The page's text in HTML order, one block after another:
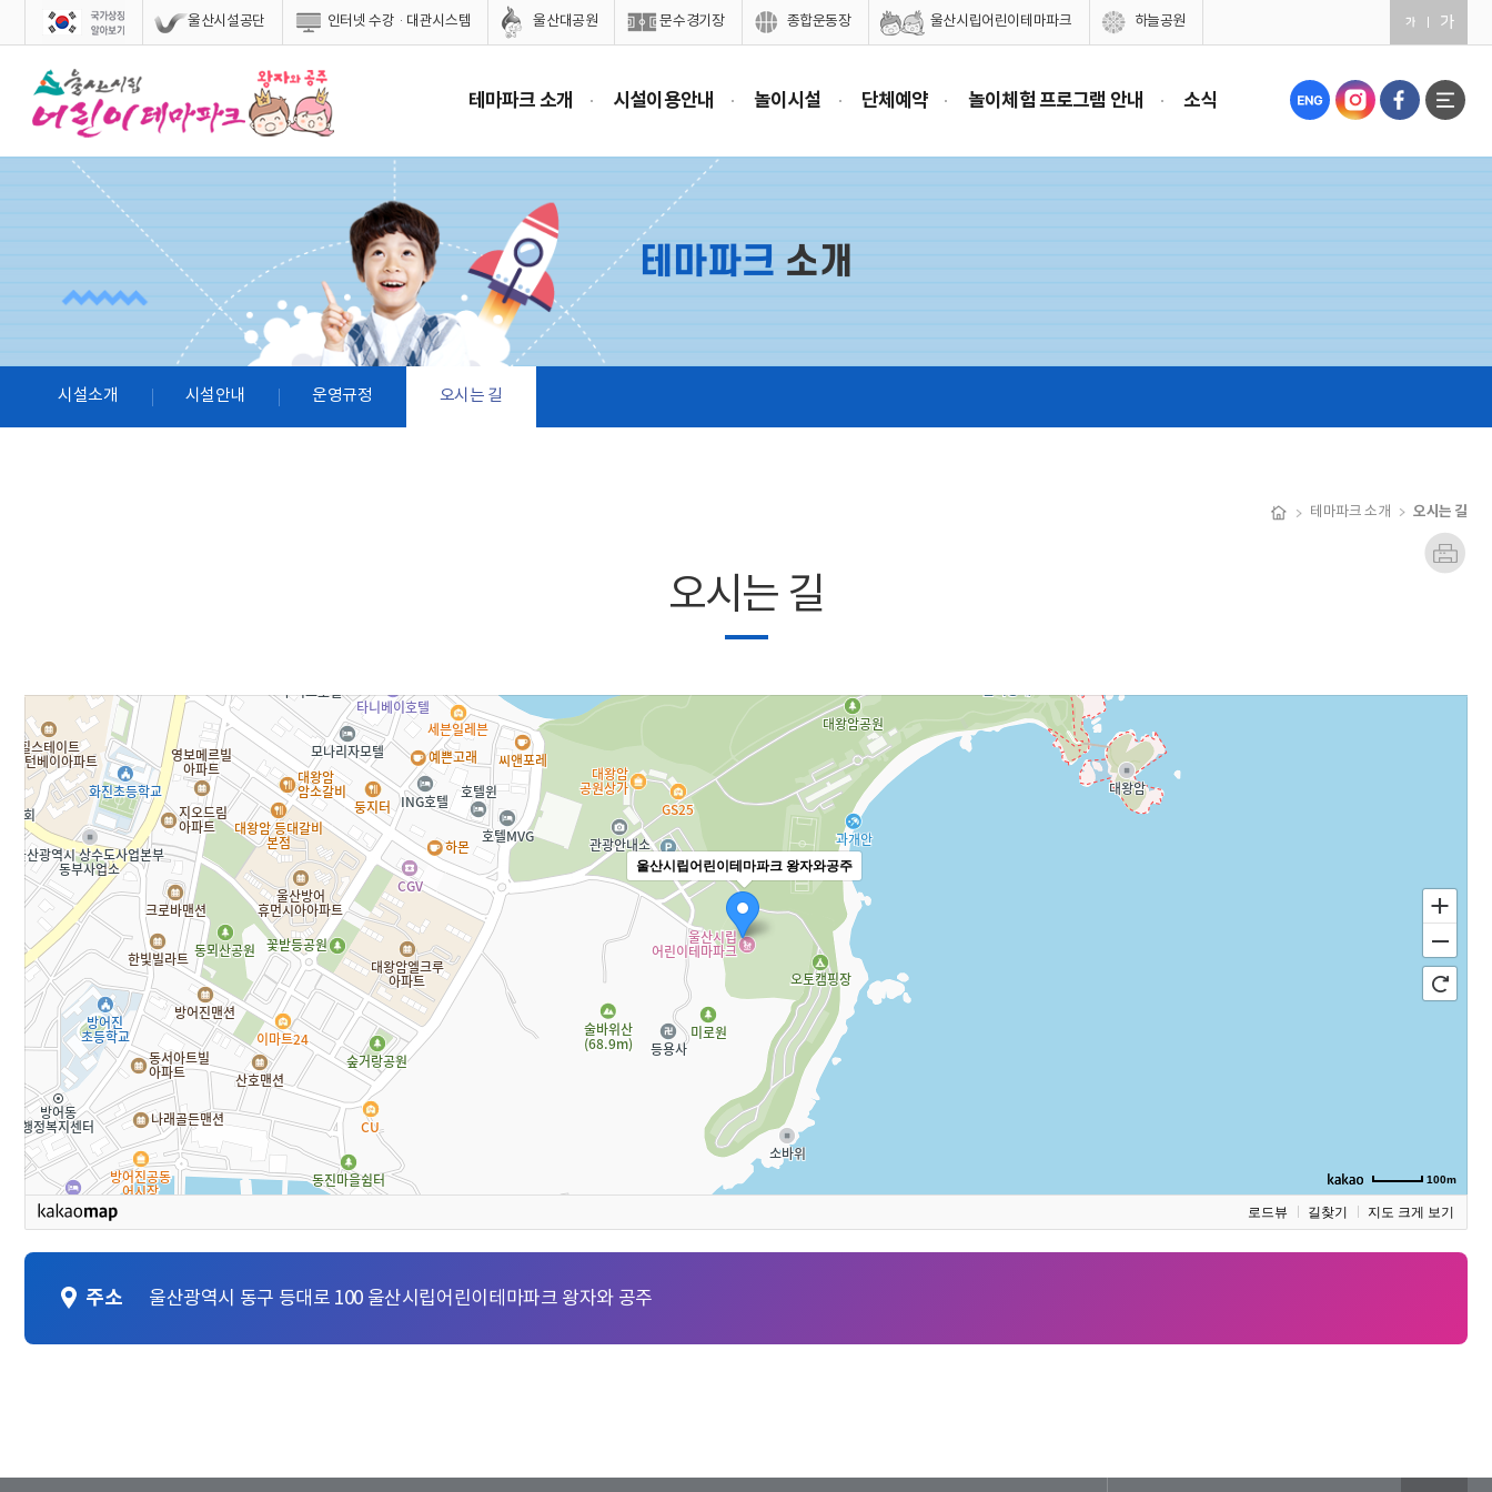
스킵네비게이션 울산시설공단 인터넷 수강·대관시스템 울산대공원 문수경기장 종합운동장 울산시립어린이테마파크 하늘공원
테마파크 소개 시설이용안내 놀이시설 단체예약 놀이체험 프로그램 안내 소식
테마파크 소개
시설소개 시설안내 운영규정 오시는 길
테마파크 소개 오시는 길
오시는 길
오시는 길 시작
울산시립어린이테마파크 왕자와공주
100m
로드뷰 길찾기 지도 크게 보기
주소 울산광역시 동구 등대로 100 울산시립어린이테마파크 왕자와 공주